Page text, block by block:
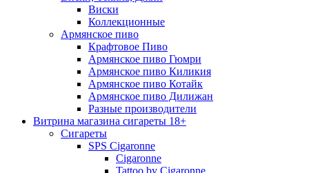
Виски
Коллекционные
Армянское пиво
Крафтовое Пиво
Армянское пиво Гюмри
Армянское пиво Киликия
Армянское пиво Котайк
Армянское пиво Дилижан
Разные производители
Витрина магазина сигареты 18+
Cигареты
SPS Cigaronne
Сigaronne
Tattoo by Cigaronne